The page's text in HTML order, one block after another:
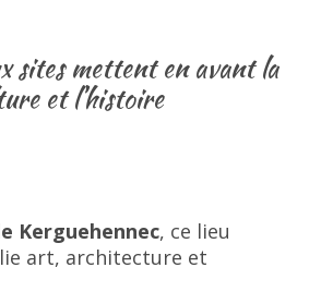
sites mettent en avant la
et l’histoire
Kerguehennec, ce lieu
art, architecture et